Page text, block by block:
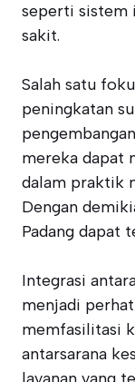
seperti sistem
sakit.
Salah satu
peningkatan
mereka dapat
dalam praktik
Dengan
Padang dapat
Integrasi
menjadi
memfasilitasi
antarsarana